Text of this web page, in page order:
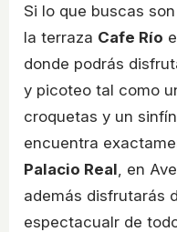
Si lo que buscas
la terraza Cafe Río
donde podrás
y picoteo tal como
croquetas y un
encuentra
Palacio Real , en
además disfrutarás
espectacualr de